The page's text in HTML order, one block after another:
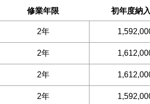
修業年限 初年度納
2年
2年
2年
2年